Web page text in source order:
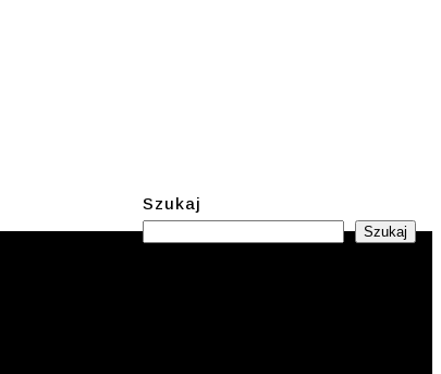
Szukaj
Szukaj